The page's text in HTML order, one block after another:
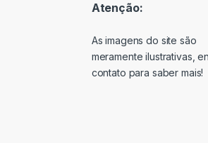
Atenção:
As imagens do site são
meramente ilustrativas,
contato para saber mais!